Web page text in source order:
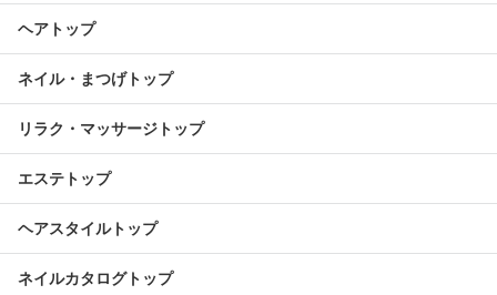
ヘアトップ
ネイル・まつげトップ
リラク・マッサージトップ
エステトップ
ヘアスタイルトップ
ネイルカタログトップ